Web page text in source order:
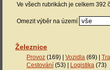
Ve všech rubrikách je celkem 392
Omezit výběr na území
Železnice
Provoz (169) | Vozidla (69) |
Cestování (53) | Logistika (73)